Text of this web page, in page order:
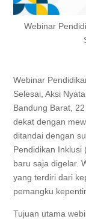
Webinar
Webinar
Selesai, Aksi
Bandung Barat,
dekat dengan
ditandai dengan
Pendidikan Inklusi
baru saja digelar.
yang terdiri dari
pemangku
Tujuan utama